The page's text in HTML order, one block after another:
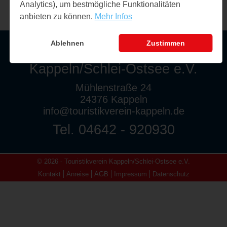
Touristikverein
Kappeln/Schlei-Ostsee e.V.
Mühlenstraße 24
24376 Kappeln
info@touristikverein-kappeln.de
Tel. 04642 - 920930
© 2026 - Touristikverein Kappeln/Schlei-Ostsee e.V.
Kontakt
Anreise AGB Impressum Datenschutz
Analytics), um bestmögliche Funktionalitäten
anbieten zu können. Mehr Infos
Ablehnen Zustimmen